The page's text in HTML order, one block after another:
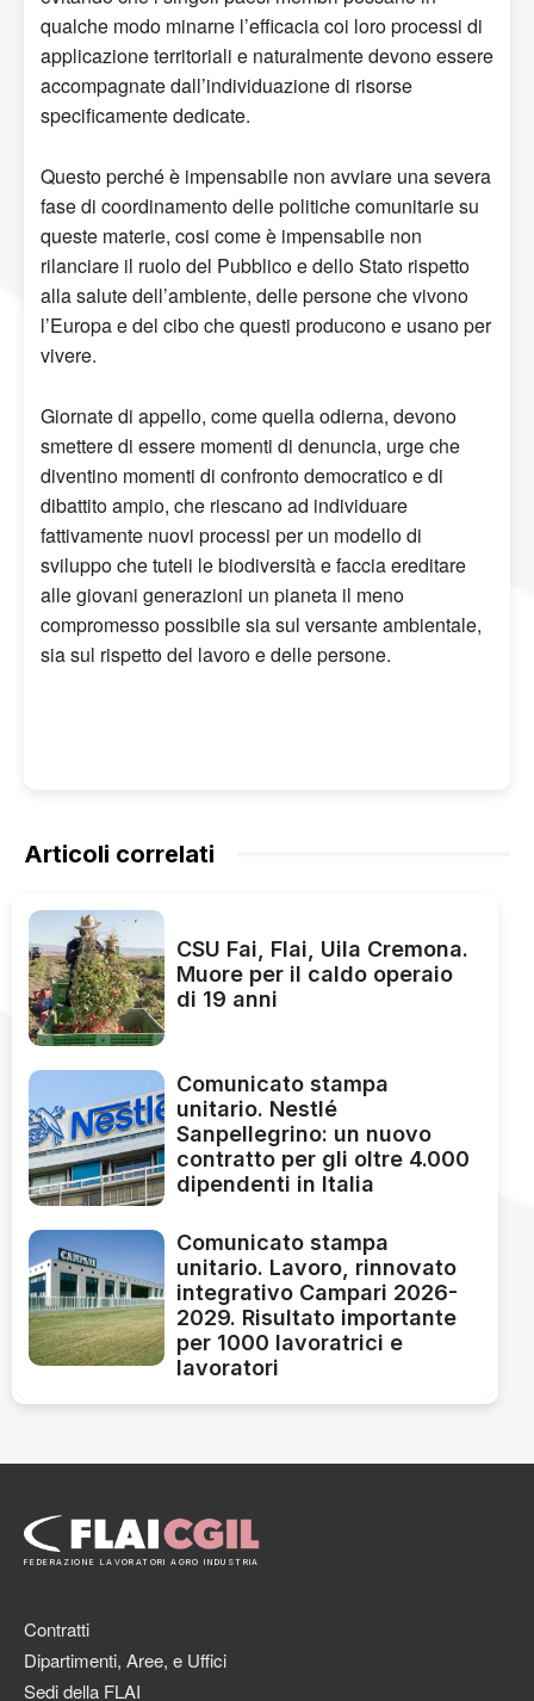
qualche modo minarne l’efficacia coi loro processi di
applicazione territoriali e naturalmente devono essere
accompagnate dall’individuazione di risorse
specificamente dedicate.
Questo perché è impensabile non avviare una severa
fase di coordinamento delle politiche comunitarie su
queste materie, cosi come è impensabile non
rilanciare il ruolo del Pubblico e dello Stato rispetto
alla salute dell’ambiente, delle persone che vivono
l’Europa e del cibo che questi producono e usano per
vivere.
Giornate di appello, come quella odierna, devono
smettere di essere momenti di denuncia, urge che
diventino momenti di confronto democratico e di
dibattito ampio, che riescano ad individuare
fattivamente nuovi processi per un modello di
sviluppo che tuteli le biodiversità e faccia ereditare
alle giovani generazioni un pianeta il meno
compromesso possibile sia sul versante ambientale,
sia sul rispetto del lavoro e delle persone.
Articoli correlati
CSU Fai, Flai, Uila Cremona.
Muore per il caldo operaio
di 19 anni
Comunicato stampa
unitario. Nestlé
Sanpellegrino: un nuovo
contratto per gli oltre 4.000
dipendenti in Italia
Comunicato stampa
unitario. Lavoro, rinnovato
integrativo Campari 2026-
2029. Risultato importante
per 1000 lavoratrici e
lavoratori
FEDERAZIONE LAVORATORI AGRO INDUSTRIA
Contratti
Dipartimenti, Aree, e Uffici
Sedi della FLAI